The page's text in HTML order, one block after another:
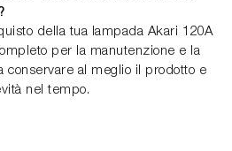
della tua lampada Akari 120A
per la manutenzione e la
conservare al meglio il prodotto e
nel tempo.